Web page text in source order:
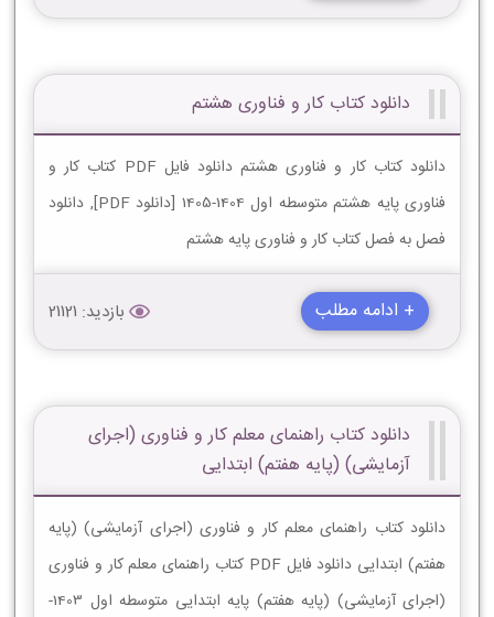
دانلود کتاب کار و فناوری هشتم
دانلود کتاب کار و فناوری هشتم دانلود فایل PDF کتاب کار و
فناوری پایه هشتم متوسطه اول 1404-1405 [دانلود PDF], دانلود
فصل به فصل کتاب کار و فناوری پایه هشتم
+ ادامه مطلب بازدید: 21121
دانلود کتاب راهنمای معلم کار و فناوری (اجرای
آزمایشی) (پایه هفتم) ابتدایی
دانلود کتاب راهنمای معلم کار و فناوری (اجرای آزمایشی) (پایه
هفتم) ابتدایی دانلود فایل PDF کتاب راهنمای معلم کار و فناوری
(اجرای آزمایشی) (پایه هفتم) پایه ابتدایی متوسطه اول 1403-